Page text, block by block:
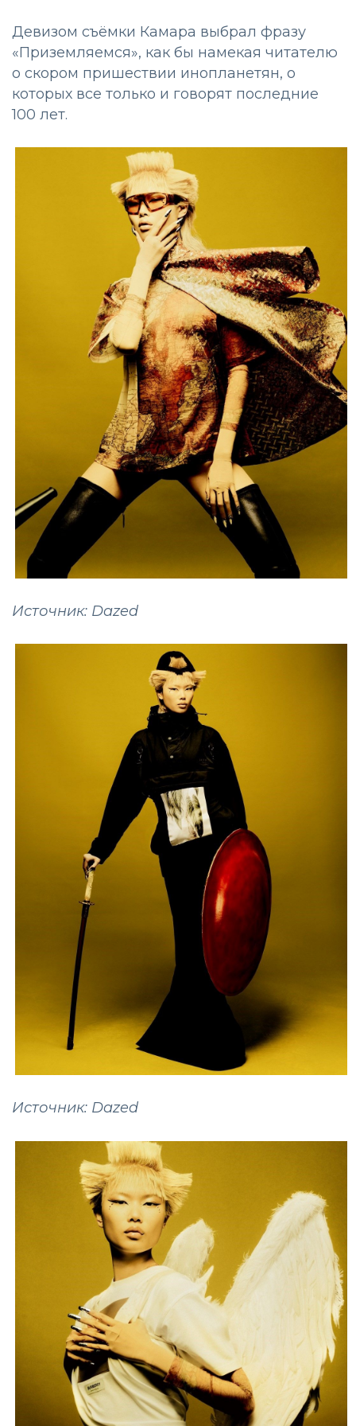
Девизом съёмки Камара выбрал фразу
«‎Приземляемся», как бы намекая читателю
о скором пришествии инопланетян, о
которых все только и говорят последние
100 лет.
Источник: Dazed
Источник: Dazed